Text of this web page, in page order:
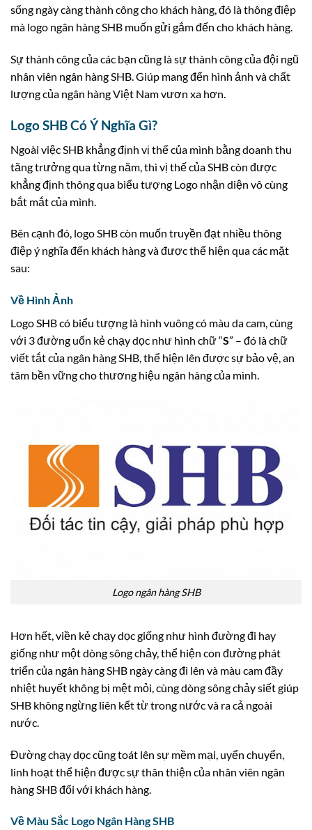
sống ngày càng thành công cho khách hàng, đó là thông điệp
mà logo ngân hàng SHB muốn gửi gắm đến cho khách hàng.
Sự thành công của các bạn cũng là sự thành công của đội ngũ
nhân viên ngân hàng SHB. Giúp mang đến hình ảnh và chất
lượng của ngân hàng Việt Nam vươn xa hơn.
Logo SHB Có Ý Nghĩa Gì?
Ngoài việc SHB khẳng định vị thế của mình bằng doanh thu
tăng trưởng qua từng năm, thì vị thế của SHB còn được
khẳng định thông qua biểu tượng Logo nhận diện vô cùng
bắt mắt của mình.
Bên cạnh đó, logo SHB còn muốn truyền đạt nhiều thông
điệp ý nghĩa đến khách hàng và được thể hiện qua các mặt
sau:
Về Hình Ảnh
Logo SHB có biểu tượng là hình vuông có màu da cam, cùng
với 3 đường uốn kẻ chạy dọc như hình chữ “S” – đó là chữ
viết tắt của ngân hàng SHB, thể hiện lên được sự bảo vệ, an
tâm bền vững cho thương hiệu ngân hàng của mình.
Logo ngân hàng SHB
Hơn hết, viền kẻ chạy dọc giống như hình đường đi hay
giống như một dòng sông chảy, thể hiện con đường phát
triển của ngân hàng SHB ngày càng đi lên và màu cam đầy
nhiệt huyết không bị mệt mỏi, cùng dòng sông chảy siết giúp
SHB không ngừng liên kết từ trong nước và ra cả ngoài
nước.
Đường chạy dọc cũng toát lên sự mềm mại, uyển chuyển,
linh hoạt thể hiện được sự thân thiện của nhân viên ngân
hàng SHB đối với khách hàng.
Về Màu Sắc Logo Ngân Hàng SHB